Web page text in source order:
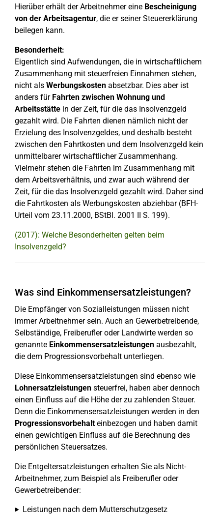
Hierüber erhält der Arbeitnehmer eine Bescheinigung
von der Arbeitsagentur, die er seiner Steuererklärung
beilegen kann.
Besonderheit:
Eigentlich sind Aufwendungen, die in wirtschaftlichem
Zusammenhang mit steuerfreien Einnahmen stehen,
nicht als Werbungskosten absetzbar. Dies aber ist
anders für Fahrten zwischen Wohnung und
Arbeitsstätte in der Zeit, für die das Insolvenzgeld
gezahlt wird. Die Fahrten dienen nämlich nicht der
Erzielung des Insolvenzgeldes, und deshalb besteht
zwischen den Fahrtkosten und dem Insolvenzgeld kein
unmittelbarer wirtschaftlicher Zusammenhang.
Vielmehr stehen die Fahrten im Zusammenhang mit
dem Arbeitsverhältnis, und zwar auch während der
Zeit, für die das Insolvenzgeld gezahlt wird. Daher sind
die Fahrtkosten als Werbungskosten abziehbar (BFH-
Urteil vom 23.11.2000, BStBl. 2001 II S. 199).
(2017): Welche Besonderheiten gelten beim
Insolvenzgeld?
Was sind Einkommensersatzleistungen?
Die Empfänger von Sozialleistungen müssen nicht
immer Arbeitnehmer sein. Auch an Gewerbetreibende,
Selbständige, Freiberufler oder Landwirte werden so
genannte Einkommensersatzleistungen ausbezahlt,
die dem Progressionsvorbehalt unterliegen.
Diese Einkommensersatzleistungen sind ebenso wie
Lohnersatzleistungen steuerfrei, haben aber dennoch
einen Einfluss auf die Höhe der zu zahlenden Steuer.
Denn die Einkommensersatzleistungen werden in den
Progressionsvorbehalteinbezogen und haben damit
einen gewichtigen Einfluss auf die Berechnung des
persönlichen Steuersatzes.
Die Entgeltersatzleistungen erhalten Sie als Nicht-
Arbeitnehmer, zum Beispiel als Freiberufler oder
Gewerbetreibender:
Leistungen nach dem Mutterschutzgesetz